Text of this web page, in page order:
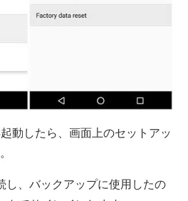
動したら、画面上のセットアッ
し、バックアップに使用したの